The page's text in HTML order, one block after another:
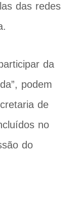
das redes
da
podem
de
no
do